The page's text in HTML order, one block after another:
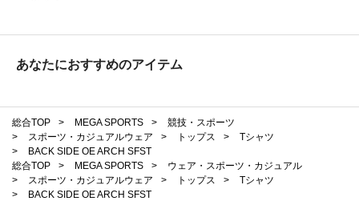
あなたにおすすめのアイテム
総合TOP > MEGA SPORTS >
競技・スポーツ
>
スポーツ・カジュアルウェア > トップス >
Tシャツ
>
BACK SIDE OE ARCH SFST
総合TOP
> MEGA SPORTS >
ウェア・スポーツ・カジュアル
>
スポーツ・カジュアルウェア > トップス >
Tシャツ
>
BACK SIDE OE ARCH SFST